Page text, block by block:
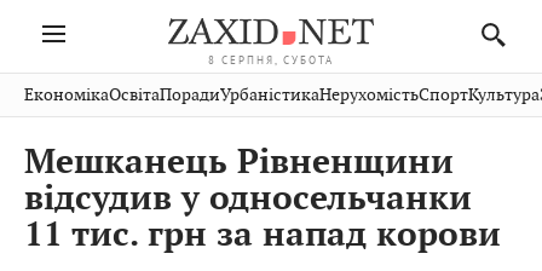
8 СЕРПНЯ, СУБОТА
Івано-
Франківськ
Волинь
Закарпаття
Рівне
Шептицький
Стрий
Хмельницький
Вінниця
Публікації
Авто СловкоКультура
Кіно Дім СпортКраєзнавство
ФотоОсвітаНерухомість
Домашні
тварини
ЕкономікаОсвітаПорадиУрбаністикаНерухомістьСпортКультура
Мешканець Рівненщини
відсудив у односельчанки
11 тис. грн за напад корови